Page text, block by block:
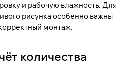
и рабочую влажность. Для
рисунка особенно важны
монтаж.
количества